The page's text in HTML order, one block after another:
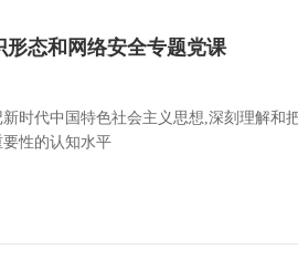
形态和网络安全专题党课
时代中国特色社会主义思想,深刻理解和
性的认知水平